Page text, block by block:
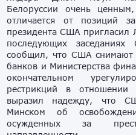
Белоруссии очень
отличается от позиций
президента США пригласил
последующих
сообщил, что США снимают
банков и Министерства
окончательном
рестрикций в отношении
выразил надежду, что
Минском об
осужденных за